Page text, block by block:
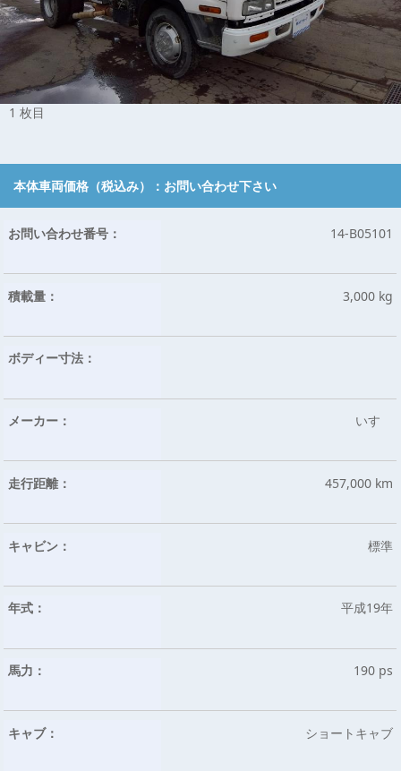
1 枚目
本体車両価格（税込み）： お問い合わせ下さい
お問い合わせ番号： 14-B05101
積載量： 3,000 kg
ボディー寸法：
メーカー： いすゞ
走行距離： 457,000 km
キャビン： 標準
年式： 平成19年
馬力： 190 ps
キャブ： ショートキャブ